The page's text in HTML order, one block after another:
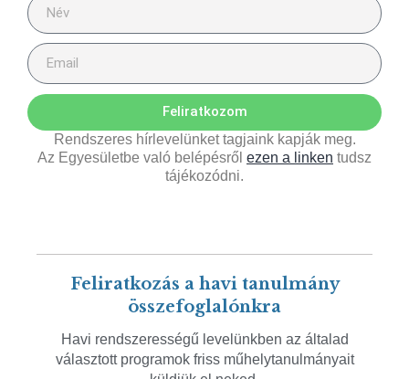
Feliratkozom
Rendszeres hírlevelünket tagjaink kapják meg.
Az Egyesületbe való belépésről ezen a linken tudsz
tájékozódni.
Feliratkozás a havi tanulmány
összefoglalónkra
Havi rendszerességű levelünkben az általad
választott programok friss műhelytanulmányait